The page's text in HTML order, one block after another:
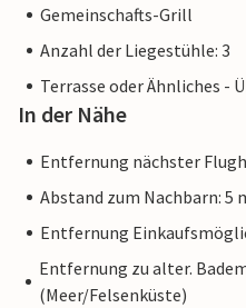
Gemeinschafts-Grill
Anzahl der Liegestühle: 3
Terrasse oder Ähnliches -
In der Nähe
Entfernung nächster
Abstand zum Nachbarn: 5
Entfernung
Entfernung zu alter.
(Meer/Felsenküste)